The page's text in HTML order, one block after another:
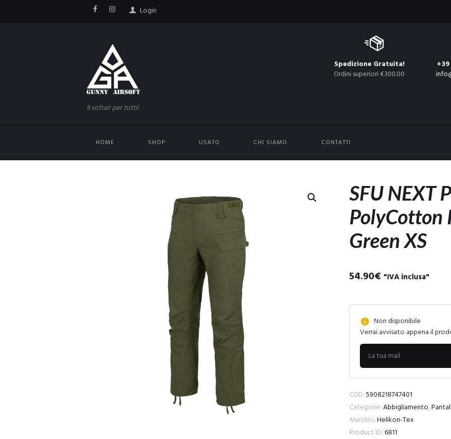
Login
Il softair per tutti!
Spedizione Gratuita!
Ordini superiori €300.00
HOME SHOP USATO CHI SIAMO CONTATTI
SFU NEXT
PolyCotton
Green XS
54.90€ "IVA inclusa"
Non disponibile
Verrai avvisato appena il
COD:5908218747401
Categorie:Abbigliamento,
Marchio:Helikon-Tex
Product ID:6811